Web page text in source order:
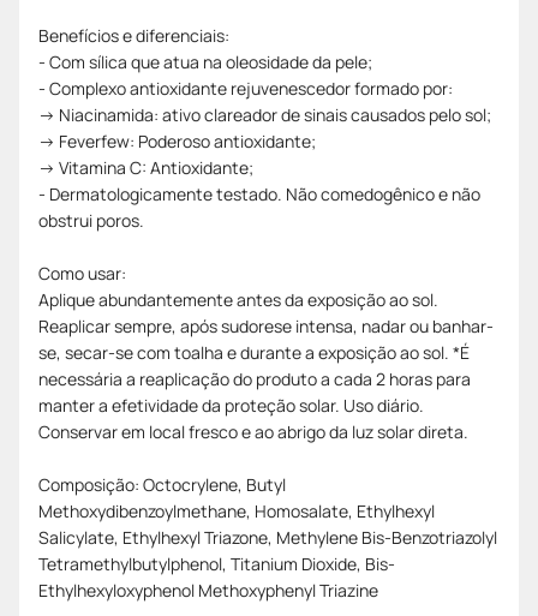
Benefícios e diferenciais:
- Com sílica que atua na oleosidade da pele;
- Complexo antioxidante rejuvenescedor formado por:
-> Niacinamida: ativo clareador de sinais causados pelo sol;
-> Feverfew: Poderoso antioxidante;
-> Vitamina C: Antioxidante;
- Dermatologicamente testado. Não comedogênico e não
obstrui poros.
Como usar:
Aplique abundantemente antes da exposição ao sol.
Reaplicar sempre, após sudorese intensa, nadar ou banhar-
se, secar-se com toalha e durante a exposição ao sol. *É
necessária a reaplicação do produto a cada 2 horas para
manter a efetividade da proteção solar. Uso diário.
Conservar em local fresco e ao abrigo da luz solar direta.
Composição: Octocrylene, Butyl
Methoxydibenzoylmethane, Homosalate, Ethylhexyl
Salicylate, Ethylhexyl Triazone, Methylene Bis-Benzotriazolyl
Tetramethylbutylphenol, Titanium Dioxide, Bis-
Ethylhexyloxyphenol Methoxyphenyl Triazine